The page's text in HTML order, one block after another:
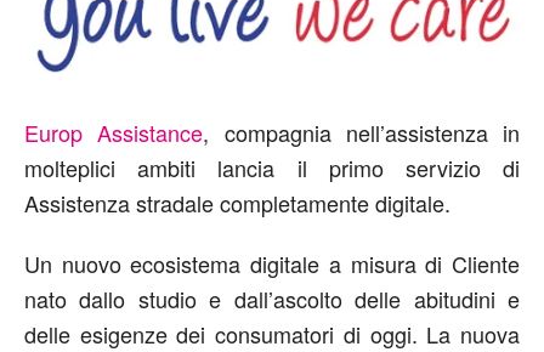
Europ Assistance, compagnia nell’assistenza in
molteplici ambiti lancia il primo servizio di
Assistenza stradale completamente digitale.
Un nuovo ecosistema digitale a misura di Cliente
nato dallo studio e dall’ascolto delle abitudini e
delle esigenze dei consumatori di oggi. La nuova